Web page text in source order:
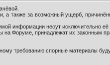
также за возможный ущерб,
информации несут исключительно её
на Форуме, принадлежат их законным
требованию спорные материалы